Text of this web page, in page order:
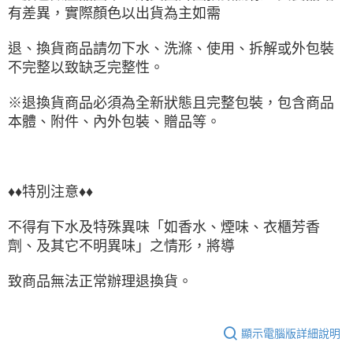
有差異，實際顏色以出貨為主如需
退、換貨商品請勿下水、洗滌、使用、拆解或外包裝
不完整以致缺乏完整性。
※退換貨商品必須為全新狀態且完整包裝，包含商品
本體、附件、內外包裝、贈品等。
♦♦特別注意♦♦
不得有下水及特殊異味「如香水、煙味、衣櫃芳香
劑、及其它不明異味」之情形，將導
致商品無法正常辦理退換貨。
顯示電腦版詳細說明